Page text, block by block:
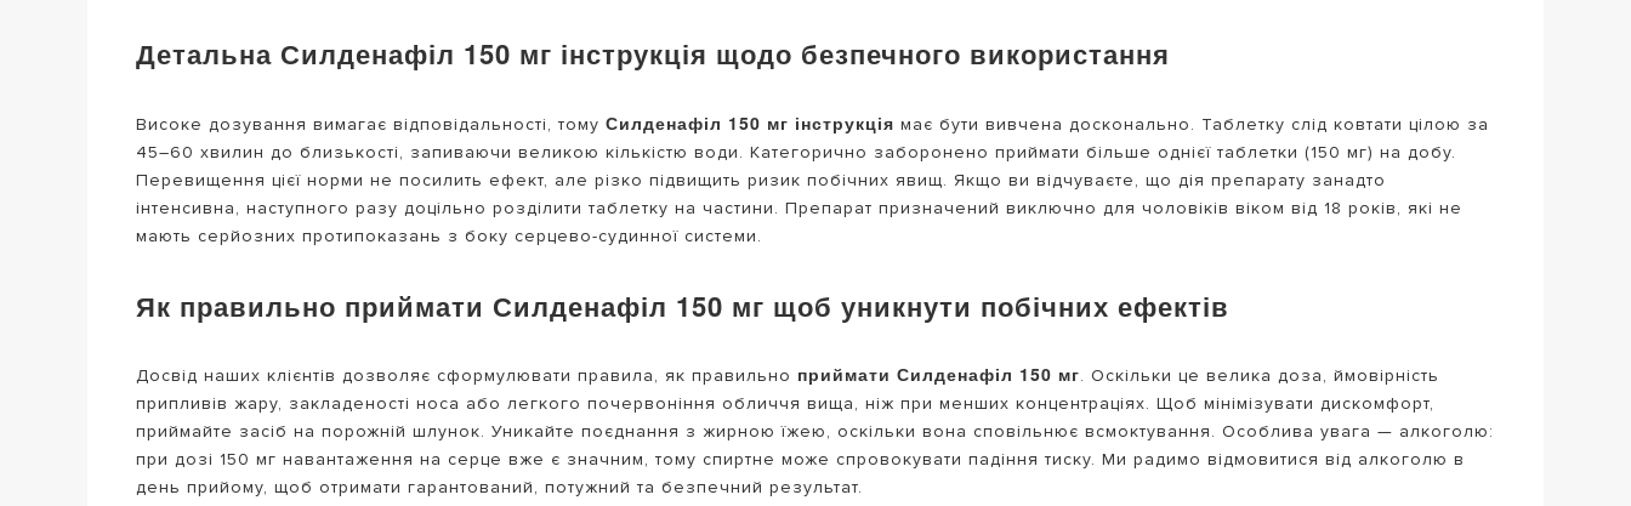
Детальна Силденафіл 150 мг інструкція щодо безпечного використання
Високе дозування вимагає відповідальності, тому Силденафіл 150 мг інструкція має бути вивчена досконально. Таблетку слід ковтати цілою за
45–60 хвилин до близькості, запиваючи великою кількістю води. Категорично заборонено приймати більше однієї таблетки (150 мг) на добу.
Перевищення цієї норми не посилить ефект, але різко підвищить ризик побічних явищ. Якщо ви відчуваєте, що дія препарату занадто
інтенсивна, наступного разу доцільно розділити таблетку на частини. Препарат призначений виключно для чоловіків віком від 18 років, які не
мають серйозних протипоказань з боку серцево-судинної системи.
Як правильно приймати Силденафіл 150 мг щоб уникнути побічних ефектів
Досвід наших клієнтів дозволяє сформулювати правила, як правильно приймати Силденафіл 150 мг. Оскільки це велика доза, ймовірність
припливів жару, закладеності носа або легкого почервоніння обличчя вища, ніж при менших концентраціях. Щоб мінімізувати дискомфорт,
приймайте засіб на порожній шлунок. Уникайте поєднання з жирною їжею, оскільки вона сповільнює всмоктування. Особлива увага — алкоголю:
при дозі 150 мг навантаження на серце вже є значним, тому спиртне може спровокувати падіння тиску. Ми радимо відмовитися від алкоголю в
день прийому, щоб отримати гарантований, потужний та безпечний результат.